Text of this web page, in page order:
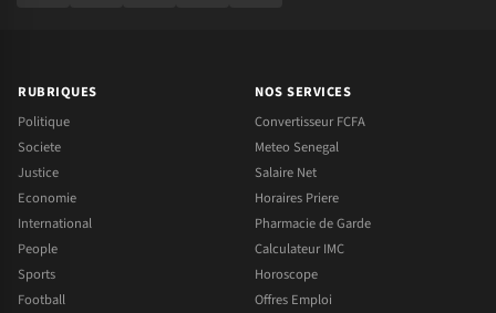
RUBRIQUES
Politique
Societe
Justice
Economie
International
People
Sports
Football
NOS SERVICES
Convertisseur FCFA
Meteo Senegal
Salaire Net
Horaires Priere
Pharmacie de Garde
Calculateur IMC
Horoscope
Offres Emploi